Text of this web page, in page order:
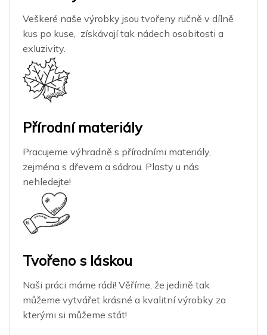
Veškeré naše výrobky jsou tvořeny ručně v dílně
kus po kuse, získávají tak nádech osobitosti a
exluzivity.
Přírodní materiály
Pracujeme výhradně s přírodními materiály,
zejména s dřevem a sádrou. Plasty u nás
nehledejte!
Tvořeno s láskou
Naši práci máme rádi! Věříme, že jedině tak
můžeme vytvářet krásné a kvalitní výrobky za
kterými si můžeme stát!